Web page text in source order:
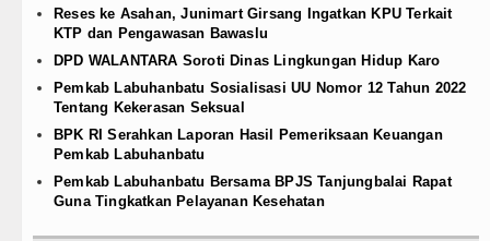
Reses ke Asahan, Junimart Girsang Ingatkan KPU Terkait
KTP dan Pengawasan Bawaslu
DPD WALANTARA Soroti Dinas Lingkungan Hidup Karo
Pemkab Labuhanbatu Sosialisasi UU Nomor 12 Tahun 2022
Tentang Kekerasan Seksual
BPK RI Serahkan Laporan Hasil Pemeriksaan Keuangan
Pemkab Labuhanbatu
Pemkab Labuhanbatu Bersama BPJS Tanjungbalai Rapat
Guna Tingkatkan Pelayanan Kesehatan